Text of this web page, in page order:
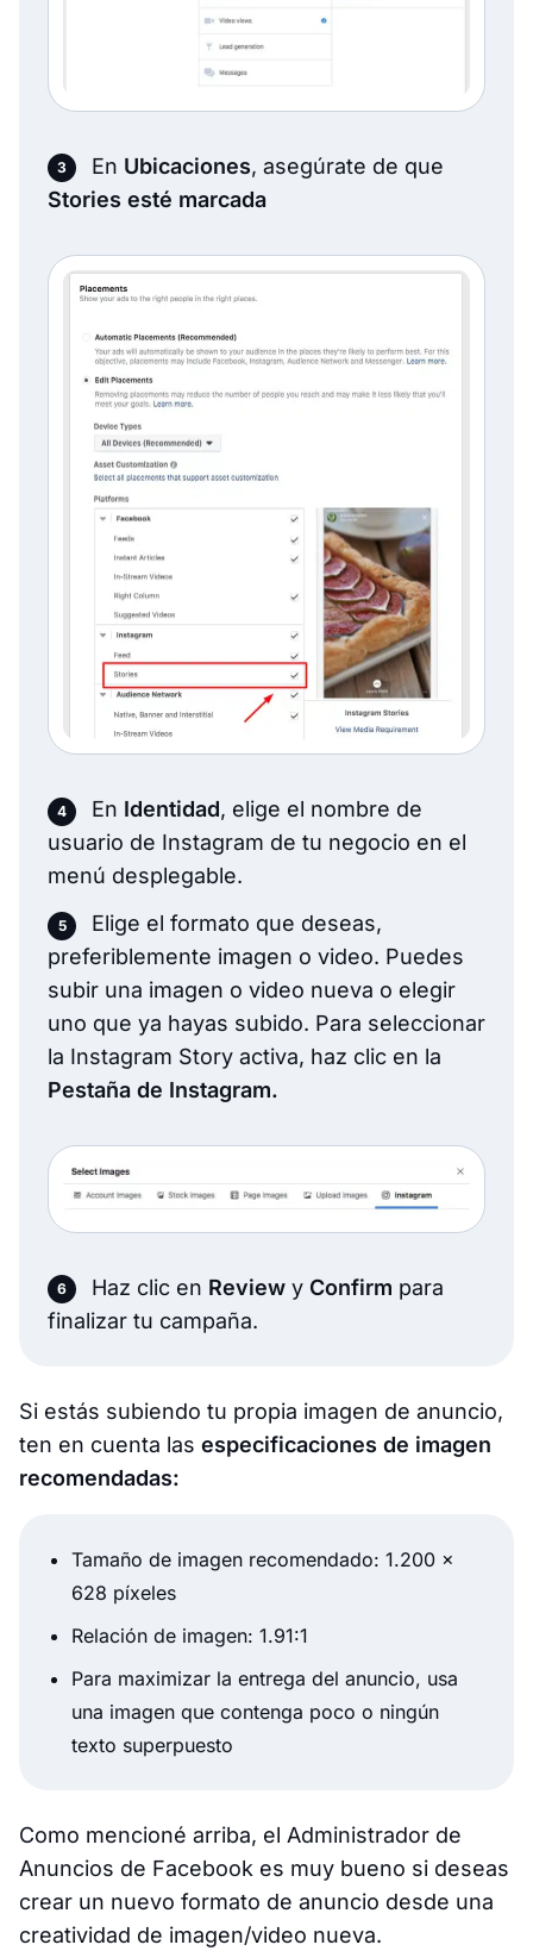
En Ubicaciones, asegúrate de que
Stories esté marcada
En Identidad, elige el nombre de
usuario de Instagram de tu negocio en el
menú desplegable.
Elige el formato que deseas,
preferiblemente imagen o video. Puedes
subir una imagen o video nueva o elegir
uno que ya hayas subido. Para seleccionar
la Instagram Story activa, haz clic en la
Pestaña de Instagram.
Haz clic en Review y Confirm para
finalizar tu campaña.
Si estás subiendo tu propia imagen de anuncio,
ten en cuenta las especificaciones de imagen
recomendadas:
Tamaño de imagen recomendado: 1.200 x
628 píxeles
Relación de imagen: 1.91:1
Para maximizar la entrega del anuncio, usa
una imagen que contenga poco o ningún
texto superpuesto
Como mencioné arriba, el Administrador de
Anuncios de Facebook es muy bueno si deseas
crear un nuevo formato de anuncio desde una
creatividad de imagen/video nueva.